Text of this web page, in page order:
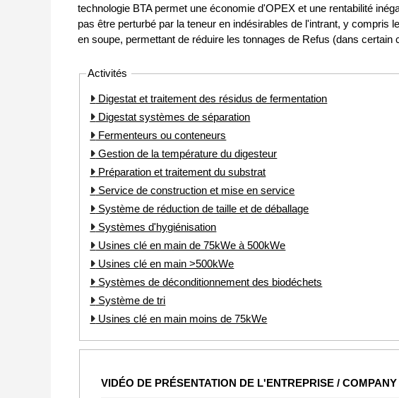
technologie BTA permet une économie d'OPEX et une rentabilité
pas être perturbé par la teneur en indésirables de l'intrant, y
en soupe, permettant de réduire les tonnages de Refus (dans
Activités
Digestat et traitement des résidus de fermentation
Digestat systèmes de séparation
Fermenteurs ou conteneurs
Gestion de la température du digesteur
Préparation et traitement du substrat
Service de construction et mise en service
Système de réduction de taille et de déballage
Systèmes d'hygiénisation
Usines clé en main de 75kWe à 500kWe
Usines clé en main >500kWe
Systèmes de déconditionnement des biodéchets
Système de tri
Usines clé en main moins de 75kWe
VIDÉO DE PRÉSENTATION DE L'ENTREPRISE /